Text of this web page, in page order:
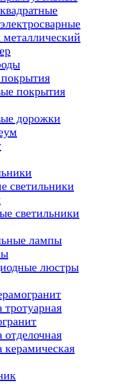
металлический
покрытия
дорожки
светильники
светильники
лампы
люстры
тротуарная
отделочная
керамическая